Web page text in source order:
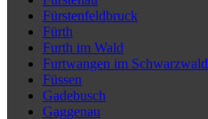
Fürstenfeldbruck
Fürth
Furth im Wald
Furtwangen im Schwarzwald
Füssen
Gadebusch
Gaggenau